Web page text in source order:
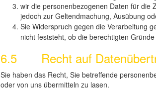
wir die personenbezogenen Daten für die
jedoch zur Geltendmachung, Ausübung
Sie Widerspruch gegen die Verarbeitung
nicht feststeht, ob die berechtigten
6.5 Recht auf
Sie haben das Recht, Sie betreffende
oder von uns übermitteln zu lasen.